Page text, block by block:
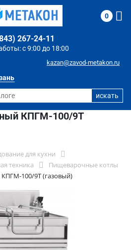
с 9:00 до 18:00
267-24-11
kazan@zavod-metakon.ru
0
КПГМ-100/9T
для кухни
техника
Пищеварочные котлы
100/9T (газовый)